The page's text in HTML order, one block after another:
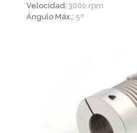
Velocidad: 3000 rpm
Ángulo Máx.: 5º